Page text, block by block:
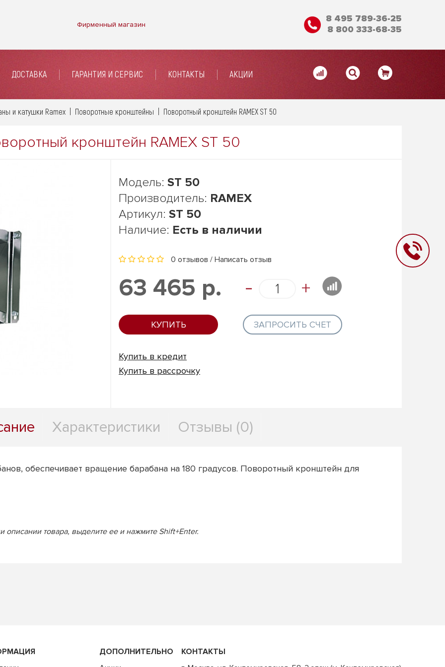
Фирменный магазин
8 495 789-36-25
8 800 333-68-35
ДОСТАВКА ГАРАНТИЯ И СЕРВИС КОНТАКТЫ АКЦИИ
и катушки Ramex Поворотные кронштейны Поворотный кронштейн RAMEX ST 50
кронштейн RAMEX ST 50
Модель: ST 50
Производитель: RAMEX
Артикул: ST 50
Наличие: Есть в наличии
0 отзывов / Написать отзыв
63 465 р. - +
КУПИТЬ ЗАПРОСИТЬ СЧЕТ
Купить в кредит
Купить в рассрочку
Характеристики Отзывы (0)
обеспечивает вращение барабана на 180 градусов. Поворотный кронштейн для
товара, выделите ее и нажмите Shift+Enter.
ДОПОЛНИТЕЛЬНО
КОНТАКТЫ